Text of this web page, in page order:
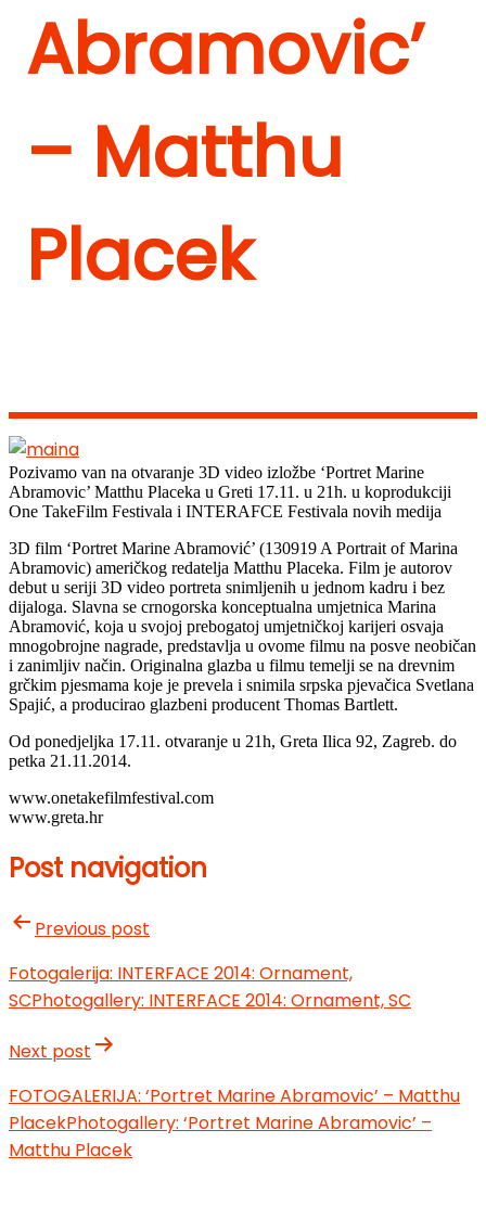
Abramovic’
– Matthu
Placek
Pozivamo van na otvaranje 3D video izložbe ‘Portret Marine
Abramovic’ Matthu Placeka u Greti 17.11. u 21h. u koprodukciji
One TakeFilm Festivala i INTERAFCE Festivala novih medija
3D film ‘Portret Marine Abramović’ (130919 A Portrait of Marina
Abramovic) američkog redatelja Matthu Placeka. Film je autorov
debut u seriji 3D video portreta snimljenih u jednom kadru i bez
dijaloga. Slavna se crnogorska konceptualna umjetnica Marina
Abramović, koja u svojoj prebogatoj umjetničkoj karijeri osvaja
mnogobrojne nagrade, predstavlja u ovome filmu na posve neobičan
i zanimljiv način. Originalna glazba u filmu temelji se na drevnim
grčkim pjesmama koje je prevela i snimila srpska pjevačica Svetlana
Spajić, a producirao glazbeni producent Thomas Bartlett.
Od ponedjeljka 17.11. otvaranje u 21h, Greta Ilica 92, Zagreb. do
petka 21.11.2014.
www.onetakefilmfestival.com
www.greta.hr
Post navigation
Previous post
Fotogalerija: INTERFACE 2014: Ornament,
SCPhotogallery: INTERFACE 2014: Ornament, SC
Next post
FOTOGALERIJA: ‘Portret Marine Abramovic’ – Matthu
PlacekPhotogallery: ‘Portret Marine Abramovic’ –
Matthu Placek